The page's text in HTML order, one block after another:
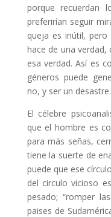
porque recuerdan
preferirían seguir
queja es inútil,
hace de una verdad,
esa verdad. Así es
géneros puede
no, y ser un desastre.
El célebre
que el hombre es
para más señas,
tiene la suerte de
puede que ese
del circulo vicioso
pesado; “romper
paises de